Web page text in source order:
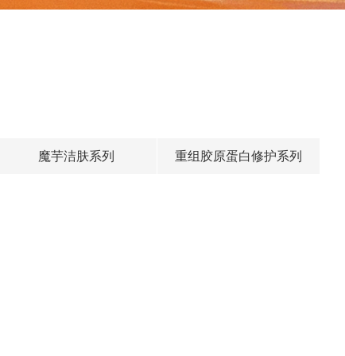
魔芋洁肤系列 重组胶原蛋白修护系列